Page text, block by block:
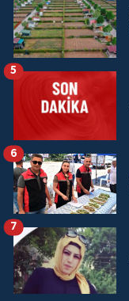
5
6
7